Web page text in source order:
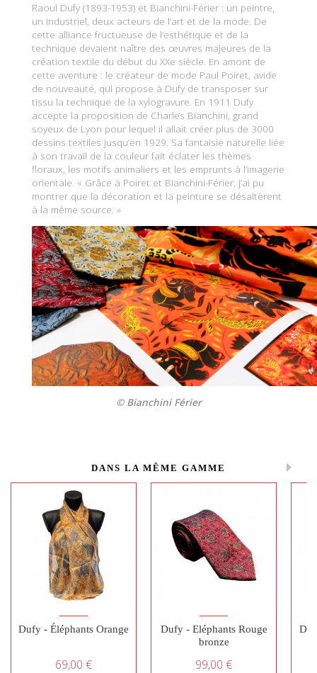
Raoul Dufy (1893-1953) et Bianchini-Férier : un peintre,
un industriel, deux acteurs de l’art et de la mode. De
cette alliance fructueuse de l’esthétique et de la
technique devaient naître des œuvres majeures de la
création textile du début du XXe siècle. En amont de
cette aventure : le créateur de mode Paul Poiret, avide
de nouveauté, qui propose à Dufy de transposer sur
tissu la technique de la xylogravure. En 1911 Dufy
accepte la proposition de Charles Bianchini, grand
soyeux de Lyon pour lequel il allait créer plus de 3000
dessins textiles jusqu’en 1929. Sa fantaisie naturelle liée
à son travail de la couleur fait éclater les thèmes
floraux, les motifs animaliers et les emprunts à l’imagerie
orientale. « Grâce à Poiret et Bianchini-Férier, j’ai pu
montrer que la décoration et la peinture se désaltèrent
à la même source. »
© Bianchini Férier
DANS LA MÊME GAMME
Dufy - Éléphants Orange
69,00 €
Dufy - Eléphants Rouge
bronze
99,00 €